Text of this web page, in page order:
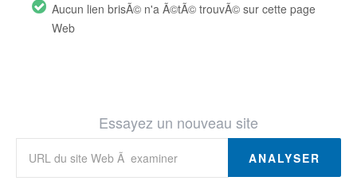
Aucun lien brisÃ© n'a Ã©tÃ© trouvÃ© sur cette page
Web
Essayez un nouveau site
ANALYSER